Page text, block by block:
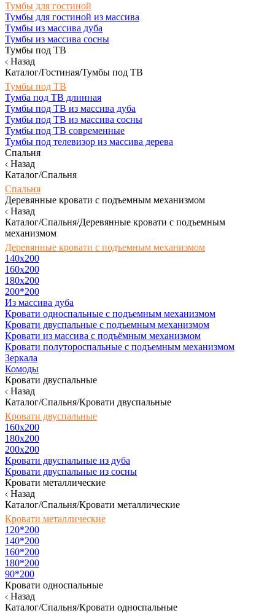
Тумбы для гостиной
Тумбы для гостиной из массива
Тумбы из массива дуба
Тумбы из массива сосны
Тумбы под ТВ
Назад
Каталог/Гостиная/Тумбы под ТВ
Тумбы под ТВ
Тумба под ТВ длинная
Тумбы под ТВ из массива дуба
Тумбы под ТВ из массива сосны
Тумбы под ТВ современные
Тумбы под телевизор из массива дерева
Спальня
Назад
Каталог/Спальня
Спальня
Деревянные кровати с подъемным механизмом
Назад
Каталог/Спальня/Деревянные кровати с подъемным
механизмом
Деревянные кровати с подъемным механизмом
140x200
160х200
180х200
200*200
Из массива дуба
Кровати односпальные с подъемным механизмом
Кровати двуспальные с подъемным механизмом
Кровати из массива с подъёмным механизмом
Кровати полутороспальные с подъемным механизмом
Зеркала
Комоды
Кровати двуспальные
Назад
Каталог/Спальня/Кровати двуспальные
Кровати двуспальные
160х200
180x200
200x200
Кровати двуспальные из дуба
Кровати двуспальные из сосны
Кровати металлические
Назад
Каталог/Спальня/Кровати металлические
Кровати металлические
120*200
140*200
160*200
180*200
90*200
Кровати односпальные
Назад
Каталог/Спальня/Кровати односпальные